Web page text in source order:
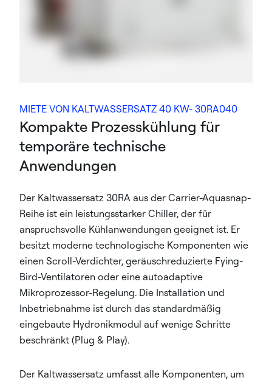
MIETE VON KALTWASSERSATZ 40 KW- 30RA040
Kompakte Prozesskühlung für
temporäre technische
Anwendungen
Der Kaltwassersatz 30RA aus der Carrier-Aquasnap-
Reihe ist ein leistungsstarker Chiller, der für
anspruchsvolle Kühlanwendungen geeignet ist. Er
besitzt moderne technologische Komponenten wie
einen Scroll-Verdichter, geräuschreduzierte Fying-
Bird-Ventilatoren oder eine autoadaptive
Mikroprozessor-Regelung. Die Installation und
Inbetriebnahme ist durch das standardmäßig
eingebaute Hydronikmodul auf wenige Schritte
beschränkt (Plug & Play).
Der Kaltwassersatz umfasst alle Komponenten, um